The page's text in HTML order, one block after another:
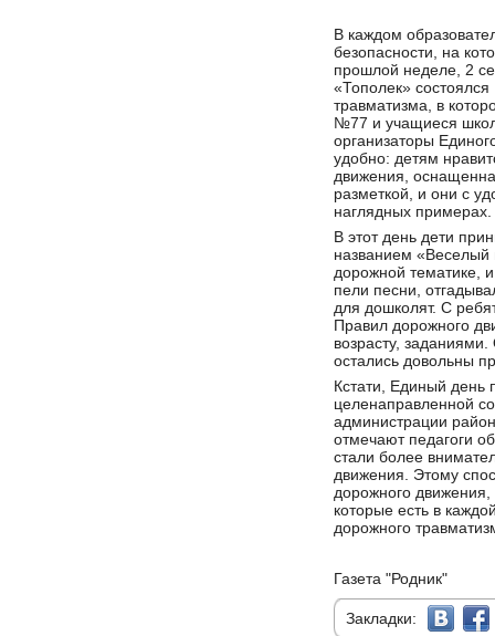
В каждом
безопасности, на
прошлой неделе, 2
«Тополек»
травматизма, в
№77 и учащиеся
организаторы
удобно: детям
движения,
разметкой, и они с
наглядных примерах.
В этот день дети
названием
дорожной тематике,
пели песни,
для дошколят. С
Правил дорожного
возрасту,
остались довольны
Кстати, Единый день
целенаправленной
администрации
отмечают педагоги
стали более
движения. Этому
дорожного
которые есть в
дорожного
Газета "Родник"
Закладки: